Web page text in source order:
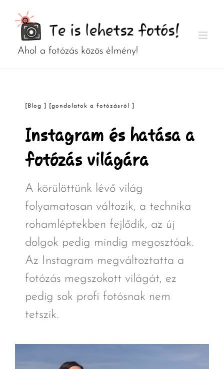
[Blog ] [gondolatok a fotózásról ]
Instagram és hatása a
fotózás világára
A körülöttünk lévő világ
folyamatosan változik, a technika
rohamléptekben fejlődik, az új
dolgok pedig mindig megosztóak.
Az Instagram megváltoztatta a
fotózás megszokott világát, ez
pedig sok profi fotósnak nem
tetszik.